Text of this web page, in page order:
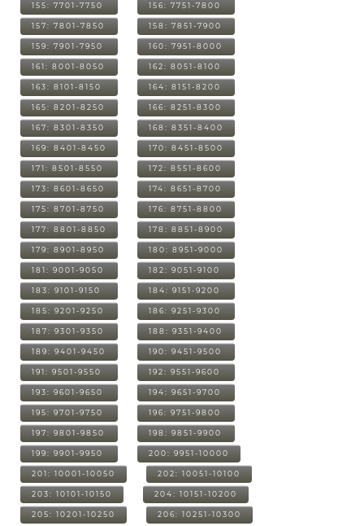
155: 7701-7750 156: 7751-7800
157: 7801-7850 158: 7851-7900
159: 7901-7950 160: 7951-8000
161: 8001-8050 162: 8051-8100
163: 8101-8150 164: 8151-8200
165: 8201-8250 166: 8251-8300
167: 8301-8350 168: 8351-8400
169: 8401-8450 170: 8451-8500
171: 8501-8550 172: 8551-8600
173: 8601-8650 174: 8651-8700
175: 8701-8750 176: 8751-8800
177: 8801-8850 178: 8851-8900
179: 8901-8950 180: 8951-9000
181: 9001-9050 182: 9051-9100
183: 9101-9150 184: 9151-9200
185: 9201-9250 186: 9251-9300
187: 9301-9350 188: 9351-9400
189: 9401-9450 190: 9451-9500
191: 9501-9550 192: 9551-9600
193: 9601-9650 194: 9651-9700
195: 9701-9750 196: 9751-9800
197: 9801-9850 198: 9851-9900
199: 9901-9950 200: 9951-10000
201: 10001-10050 202: 10051-10100
203: 10101-10150 204: 10151-10200
205: 10201-10250 206: 10251-10300